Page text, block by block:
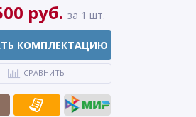
руб. за 1 шт.
КОМПЛЕКТАЦИЮ
СРАВНИТЬ